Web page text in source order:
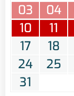
03
04
10
11
17
18
24
25
31